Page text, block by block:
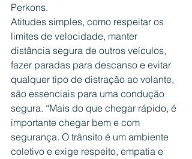
Perkons.
Atitudes simples, como respeitar os
limites de velocidade, manter
distância segura de outros veículos,
fazer paradas para descanso e evitar
qualquer tipo de distração ao volante,
são essenciais para uma condução
segura. “Mais do que chegar rápido, é
importante chegar bem e com
segurança. O trânsito é um ambiente
coletivo e exige respeito, empatia e